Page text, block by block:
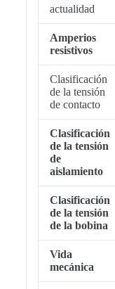
actualidad
Amperios
resistivos
Clasificación
de la tensión
de contacto
Clasificación
de la tensión
de
aislamiento
Clasificación
de la tensión
de la bobina
Vida
mecánica